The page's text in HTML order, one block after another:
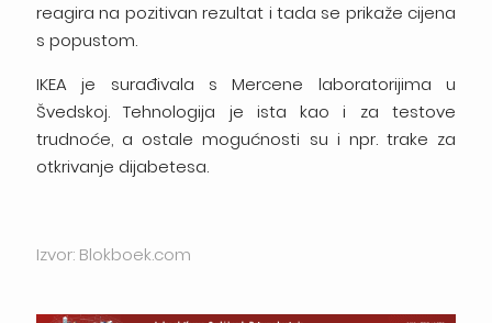
reagira na pozitivan rezultat i tada se prikaže cijena
s popustom.
IKEA je surađivala s Mercene laboratorijima u
Švedskoj. Tehnologija je ista kao i za testove
trudnoće, a ostale mogućnosti su i npr. trake za
otkrivanje dijabetesa.
Izvor: Blokboek.com